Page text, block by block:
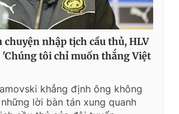
chuyện nhập tịch cầu thủ, HLV
'Chúng tôi chỉ muốn thắng Việt
khẳng định ông không
lời bàn tán xung quanh